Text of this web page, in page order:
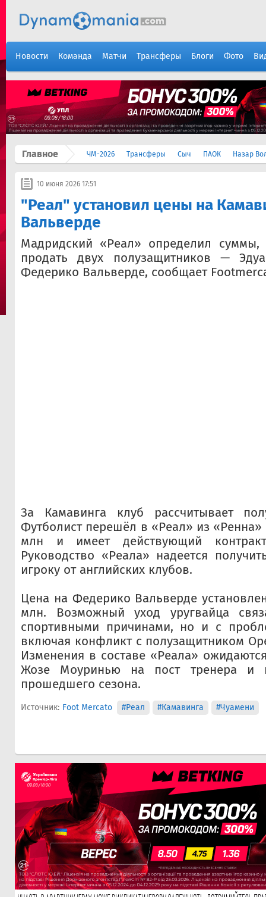
Новости Команда Матчи Трансферы Блоги Фото
Главное ЧМ-2026 Трансферы Сыч ПАОК Назар
10 июня 2026 17:51
"Реал" установил цены на
Вальверде
Мадридский «Реал» определил суммы,
продать двух полузащитников —
Федерико Вальверде, сообщает
За Камавинга клуб рассчитывает
Футболист перешёл в «Реал» из «Ренна»
млн и имеет действующий
Руководство «Реала» надеется
игроку от английских клубов.
Цена на Федерико Вальверде
млн. Возможный уход уругвайца
спортивными причинами, но и с
включая конфликт с полузащитником
Изменения в составе «Реала»
Жозе Моуринью на пост тренера и
прошедшего сезона.
Источник: Foot Mercato #Реал #Камавинга #Чуамени